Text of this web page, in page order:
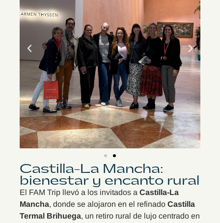
Castilla-La Mancha:
bienestar y encanto rural
El FAM Trip llevó a los invitados a Castilla-La
Mancha, donde se alojaron en el refinado Castilla
Termal Brihuega, un retiro rural de lujo centrado en